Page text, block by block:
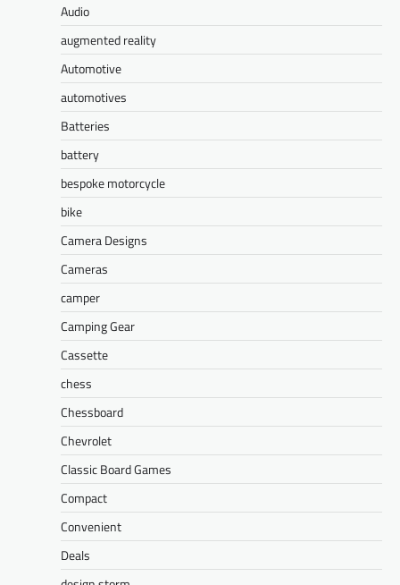
Audio
augmented reality
Automotive
automotives
Batteries
battery
bespoke motorcycle
bike
Camera Designs
Cameras
camper
Camping Gear
Cassette
chess
Chessboard
Chevrolet
Classic Board Games
Compact
Convenient
Deals